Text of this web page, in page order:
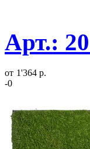
Арт.:
от 1'364 р.
-0